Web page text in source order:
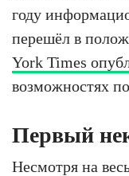
году
перешёл в
York Times
возможностях
Первый
Несмотря на